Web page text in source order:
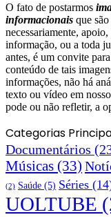
O fato de postarmos
informacionais que
necessariamente,
informação, ou a toda
antes, é um convite
conteúdo de tais
informações, não há
texto ou vídeo em
pode ou não refletir, a
Categorias
Documentários
Músicas (33)
(2) Saúde (5) Séries
UOLTUBE